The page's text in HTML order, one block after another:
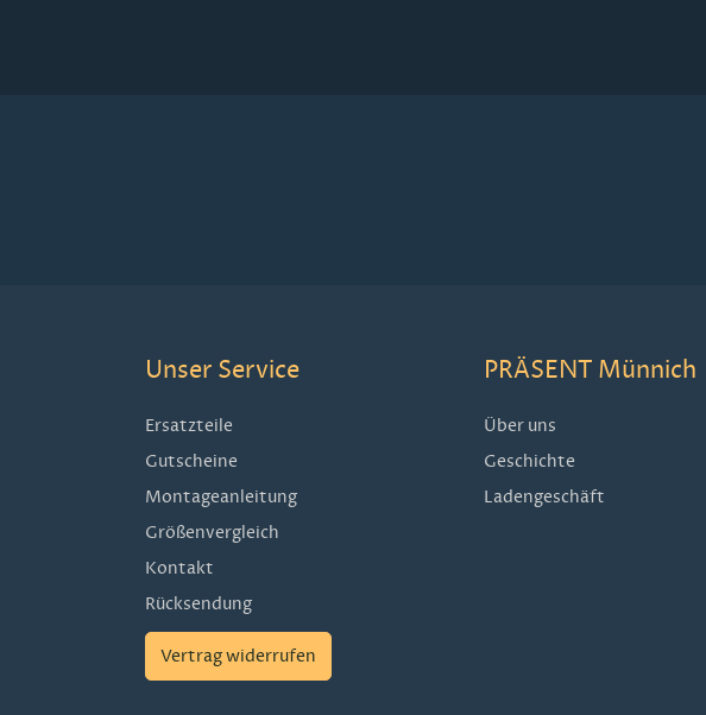
Unser Service
Ersatzteile
Gutscheine
Montageanleitung
Größenvergleich
Kontakt
Rücksendung
Vertrag widerrufen
PRÄSENT Münnich
Über uns
Geschichte
Ladengeschäft